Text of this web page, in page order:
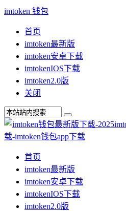
imtoken 钱包
首页
imtoken最新版
imtoken安卓下载
imtokenIOS下载
imtoken2.0版
关闭
首页
imtoken最新版
imtoken安卓下载
imtokenIOS下载
imtoken2.0版